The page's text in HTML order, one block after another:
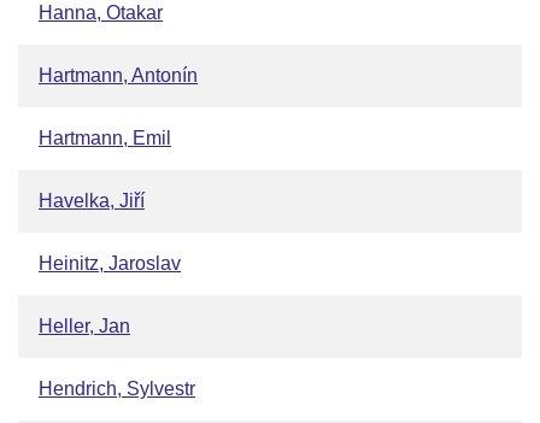
Hanna, Otakar
Hartmann, Antonín
Hartmann, Emil
Havelka, Jiří
Heinitz, Jaroslav
Heller, Jan
Hendrich, Sylvestr